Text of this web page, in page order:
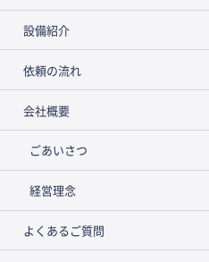
設備紹介
依頼の流れ
会社概要
ごあいさつ
経営理念
よくあるご質問